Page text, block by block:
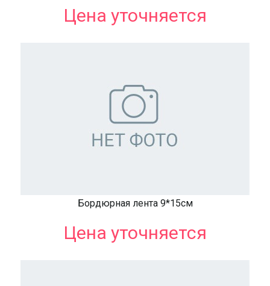
Цена уточняется
Бордюрная лента 9*15см
Цена уточняется